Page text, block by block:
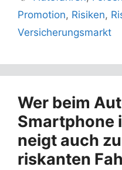
Promotion, Risiken,
Versicherungsmarkt
Wer beim
Smartphone
neigt auch
riskanten